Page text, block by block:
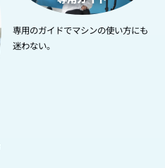
専用のガイドでマシンの使い方にも
迷わない。